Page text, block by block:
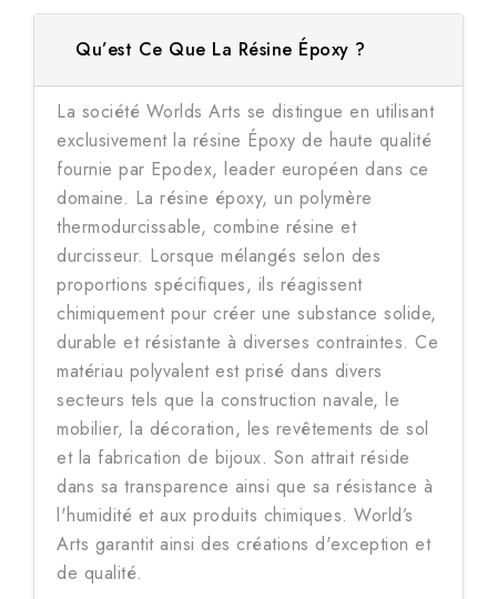
Qu’est Ce Que La Résine Époxy ?
La société Worlds Arts se distingue en utilisant
exclusivement la résine Époxy de haute qualité
fournie par Epodex, leader européen dans ce
domaine. La résine époxy, un polymère
thermodurcissable, combine résine et
durcisseur. Lorsque mélangés selon des
proportions spécifiques, ils réagissent
chimiquement pour créer une substance solide,
durable et résistante à diverses contraintes. Ce
matériau polyvalent est prisé dans divers
secteurs tels que la construction navale, le
mobilier, la décoration, les revêtements de sol
et la fabrication de bijoux. Son attrait réside
dans sa transparence ainsi que sa résistance à
l'humidité et aux produits chimiques. World’s
Arts garantit ainsi des créations d'exception et
de qualité.